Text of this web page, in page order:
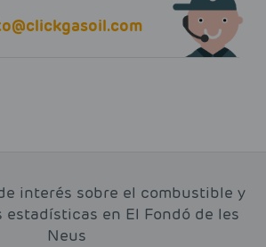
interés sobre el combustible y
en El Fondó de les
Neus